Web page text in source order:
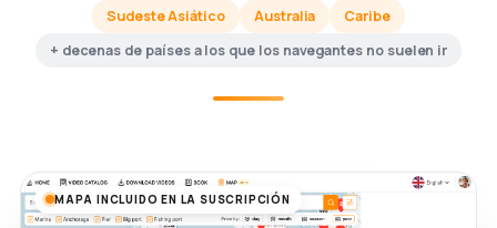
Sudeste Asiático
Australia
Caribe
+ decenas de países a los que los navegantes no suelen ir
MAPA INCLUIDO EN LA SUSCRIPCIÓN